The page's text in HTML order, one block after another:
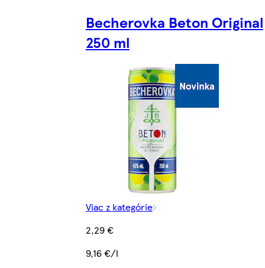
Becherovka Beton Original
250 ml
Viac z kategórie
2,29 €
9,16 €/l